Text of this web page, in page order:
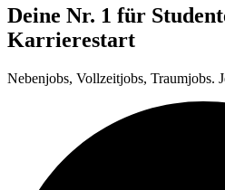
Deine Nr. 1 für
Karrierestart
Nebenjobs, Vollzeitjobs, Traumjobs.